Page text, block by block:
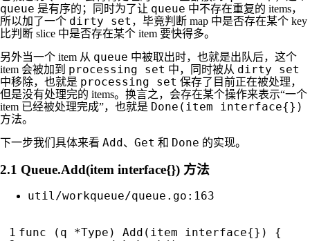
queue 是有序的；同时为了让 queue 中不存在重复的 items，
所以加了一个 dirty set ，毕竟判断 map 中是否存在某个 key
比判断 slice 中是否存在某个 item 要快得多。
另外当一个 item 从 queue 中被取出时，也就是出队后，这个
item 会被加到 processing set 中，同时被从 dirty set
中移除，也就是 processing set 保存了目前正在被处理，
但是没有处理完的 items。换言之，会存在某个操作来表示“一个
item 已经被处理完成”，也就是 Done(item interface{})
方法。
下一步我们具体来看 Add 、 Get 和 Done 的实现。
2.1 Queue.Add(item interface{}) 方法
util/workqueue/queue.go:163
func ( q *Type ) Add ( item interface{})
{